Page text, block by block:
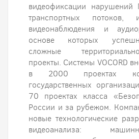
видеофиксации нарушений
транспортных потоков,
видеонаблюдения и
основе которых
сложные
проекты. Системы VOCORD
в 2000 проектах
государственных
70 проектах класса
России и за рубежом.
новые технологические
видеоанализа: